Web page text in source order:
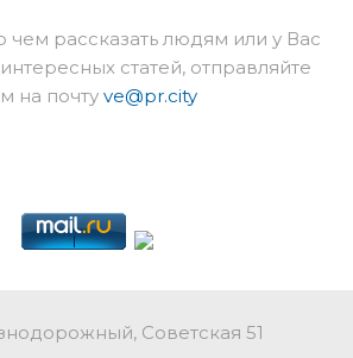
чем рассказать людям или у Вас
статей, отправляйте
на почту ve@pr.city
Советская 51